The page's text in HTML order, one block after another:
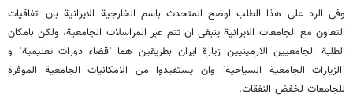
وفی الرد علی هذا الطلب اوضح المتحدث باسم الخارجیة الایرانیة بان اتفاقیات
التعاون مع الجامعات الایرانیة ینبغی ان تتم عبر المراسلات الجامعیة، ولکن بامکان
الطلبة الجامعیین الارمینیین زیارة ایران بطریقین هما ˈقضاء دورات تعلیمیةˈ و
ˈالزیارات الجامعیة السیاحیةˈ وان یستفیدوا من الامکانیات الجامعیة الموفرة
للجامعات لخفض النفقات.